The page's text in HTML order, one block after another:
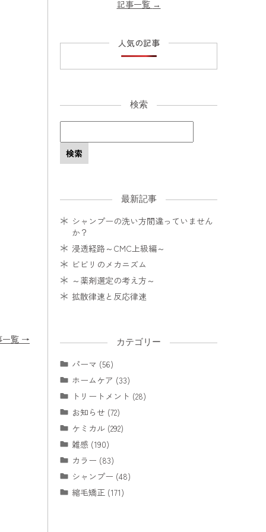
一覧 →
記事一覧 →
人気の記事
検索
最新記事
シャンプーの洗い方間違っていません
か？
浸透経路～CMC上級編～
ビビリのメカニズム
～薬剤選定の考え方～
拡散律速と反応律速
カテゴリー
パーマ (56)
ホームケア (33)
トリートメント (28)
お知らせ (72)
ケミカル (292)
雑感 (190)
カラー (83)
シャンプー (48)
縮毛矯正 (171)